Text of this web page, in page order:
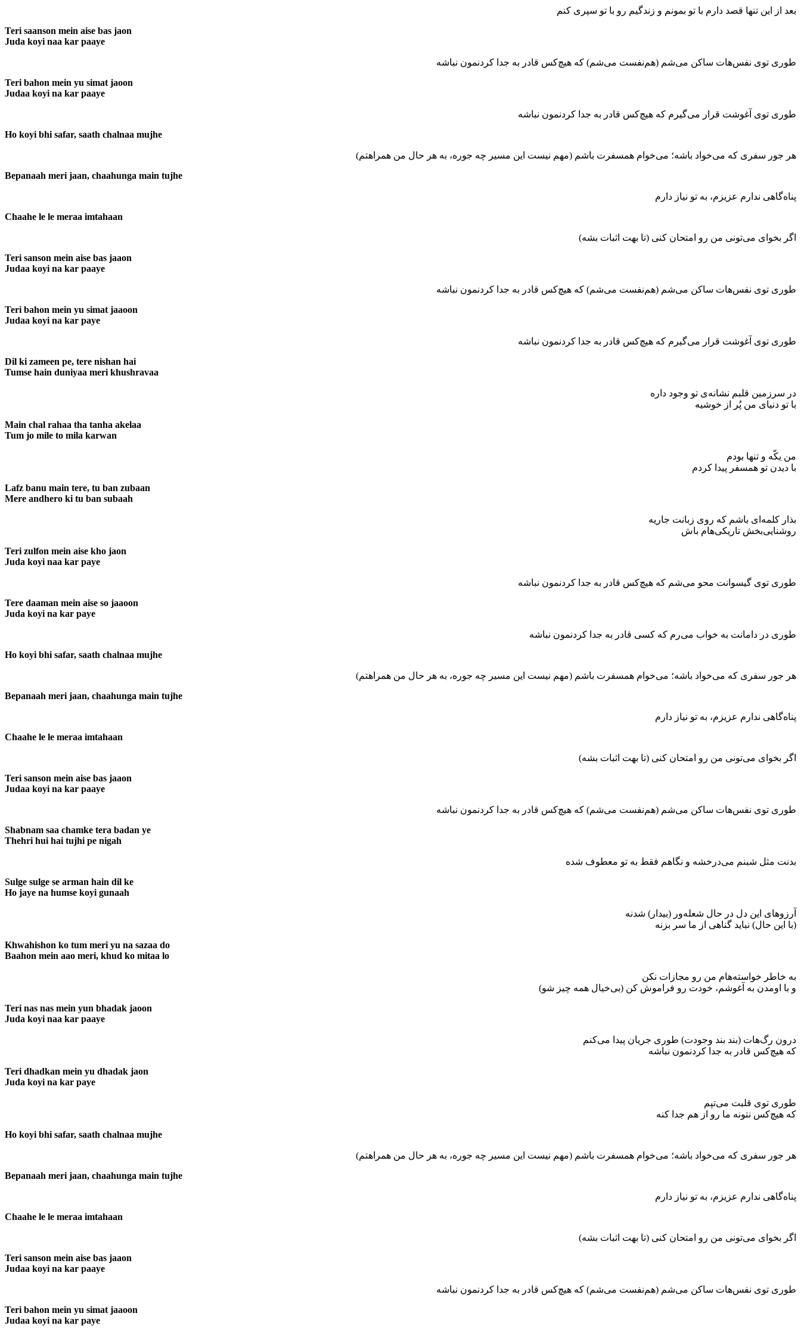
بعد از این تنها قصد دارم با تو بمونم و زندگیم رو با تو سپری کنم
Teri saanson mein aise bas jaon
Juda koyi naa kar paaye
طوری توی نفس‌هات ساکن می‌شم (هم‌نفست می‌شم) که هیچ‌کس قادر به جدا کردنمون نباشه
Teri bahon mein yu simat jaoon
Judaa koyi na kar paaye
طوری توی آغوشت قرار می‌گیرم که هیچ‌کس قادر به جدا کردنمون نباشه
Ho koyi bhi safar, saath chalnaa mujhe
هر جور سفری که می‌خواد باشه؛ می‌خوام همسفرت باشم (مهم نیست این مسیر چه جوره، به هر حال من همراهتم)
Bepanaah meri jaan, chaahunga main tujhe
پناه‌گاهی ندارم عزیزم، به تو نیاز دارم
Chaahe le le meraa imtahaan
اگر بخوای می‌تونی من رو امتحان کنی (تا بهت اثبات بشه)
Teri sanson mein aise bas jaaon
Judaa koyi na kar paaye
طوری توی نفس‌هات ساکن می‌شم (هم‌نفست می‌شم) که هیچ‌کس قادر به جدا کردنمون نباشه
Teri bahon mein yu simat jaaoon
Judaa koyi na kar paye
طوری توی آغوشت قرار می‌گیرم که هیچ‌کس قادر به جدا کردنمون نباشه
Dil ki zameen pe, tere nishan hai
Tumse hain duniyaa meri khushravaa
در سرزمین قلبم نشانه‌ی تو وجود داره
با تو دنیای من پُر از خوشیه
Main chal rahaa tha tanha akelaa
Tum jo mile to mila karwan
من یکّه و تنها بودم
با دیدن تو همسفر پیدا کردم
Lafz banu main tere, tu ban zubaan
Mere andhero ki tu ban subaah
بذار کلمه‌ای باشم که روی زبانت جاریه
روشنایی‌بخش تاریکی‌هام باش
Teri zulfon mein aise kho jaon
Juda koyi naa kar paye
طوری توی گیسوانت محو می‌شم که هیچ‌کس قادر به جدا کردنمون نباشه
Tere daaman mein aise so jaaoon
Juda koyi na kar paye
طوری در دامانت به خواب می‌رم که کسی قادر به جدا کردنمون نباشه
Ho koyi bhi safar, saath chalnaa mujhe
هر جور سفری که می‌خواد باشه؛ می‌خوام همسفرت باشم (مهم نیست این مسیر چه جوره، به هر حال من همراهتم)
Bepanaah meri jaan, chaahunga main tujhe
پناه‌گاهی ندارم عزیزم، به تو نیاز دارم
Chaahe le le meraa imtahaan
اگر بخوای می‌تونی من رو امتحان کنی (تا بهت اثبات بشه)
Teri sanson mein aise bas jaaon
Judaa koyi na kar paaye
طوری توی نفس‌هات ساکن می‌شم (هم‌نفست می‌شم) که هیچ‌کس قادر به جدا کردنمون نباشه
Shabnam saa chamke tera badan ye
Thehri hui hai tujhi pe nigah
بدنت مثل شبنم می‌درخشه و نگاهم فقط به تو معطوف شده
Sulge sulge se arman hain dil ke
Ho jaye na humse koyi gunaah
آرزوهای این دل در حال شعله‌ور (بیدار) شدنه
(با این حال) نباید گناهی از ما سر بزنه
Khwahishon ko tum meri yu na sazaa do
Baahon mein aao meri, khud ko mitaa lo
به خاطر خواسته‌هام من رو مجازات نکن
و با اومدن به آغوشم، خودت رو فراموش کن (بی‌خیال همه چیز شو)
Teri nas nas mein yun bhadak jaoon
Juda koyi naa kar paaye
درون رگ‌هات (بند بند وجودت) طوری جریان پیدا می‌کنم
که هیچ‌کس قادر به جدا کردنمون نباشه
Teri dhadkan mein yu dhadak jaon
Juda koyi na kar paye
طوری توی قلبت می‌تپم
که هیچ‌کس نتونه ما رو از هم جدا کنه
Ho koyi bhi safar, saath chalnaa mujhe
هر جور سفری که می‌خواد باشه؛ می‌خوام همسفرت باشم (مهم نیست این مسیر چه جوره، به هر حال من همراهتم)
Bepanaah meri jaan, chaahunga main tujhe
پناه‌گاهی ندارم عزیزم، به تو نیاز دارم
Chaahe le le meraa imtahaan
اگر بخوای می‌تونی من رو امتحان کنی (تا بهت اثبات بشه)
Teri sanson mein aise bas jaaon
Judaa koyi na kar paaye
طوری توی نفس‌هات ساکن می‌شم (هم‌نفست می‌شم) که هیچ‌کس قادر به جدا کردنمون نباشه
Teri bahon mein yu simat jaaoon
Judaa koyi na kar paye